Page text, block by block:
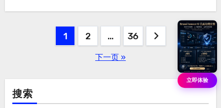
页
1 2 … 36
下一页 »
搜索
立即体验